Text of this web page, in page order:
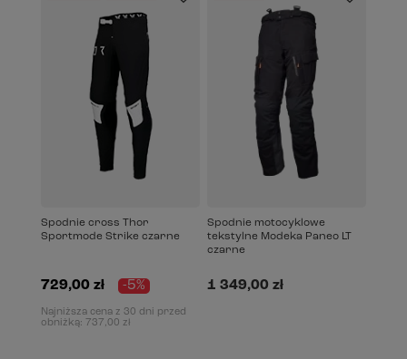
Spodnie cross Thor
Sportmode Strike czarne
729,00 zł -5%
Najniższa cena z 30 dni przed
obniżką: 737,00 zł
Spodnie motocyklowe
tekstylne Modeka Paneo LT
czarne
1 349,00 zł